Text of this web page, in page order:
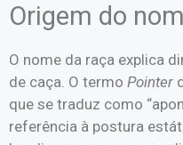
Origem do
O nome da raça explica
de caça. O termo Pointer
que se traduz como
referência à postura